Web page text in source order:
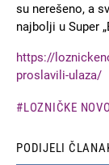
su nerešeno, a
najbolji u Super
https://
proslavili-ulaza/
LOZNIČKE
PODIJELI